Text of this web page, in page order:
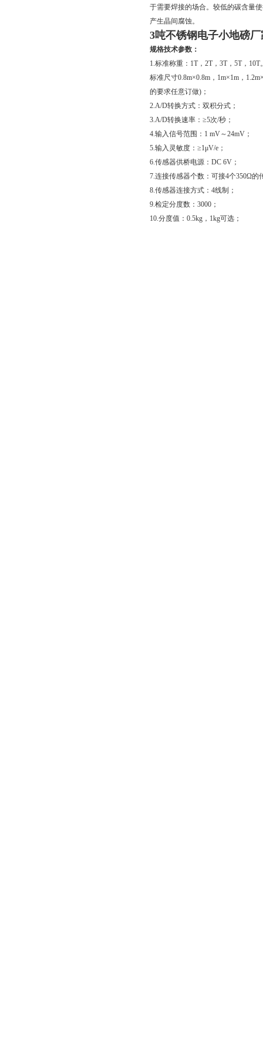
于需要焊接的场合。较低的碳含量
产生晶间腐蚀。
3吨不锈钢电子小地磅厂
规格技术参数：
1.标准称重：1T，2T，3T，5T，10T
标准尺寸0.8m×0.8m，1m×1m，
的要求任意订做)；
2.A/D转换方式：双积分式；
3.A/D转换速率：≥5次/秒；
4.输入信号范围：1 mV～24mV；
5.输入灵敏度：≥1μV/e；
6.传感器供桥电源：DC 6V；
7.连接传感器个数：可接4个350Ω的
8.传感器连接方式：4线制；
9.检定分度数：3000；
10.分度值：0.5kg，1kg可选；